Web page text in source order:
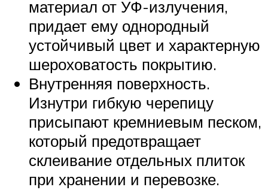
материал от УФ-излучения,
придает ему однородный
устойчивый цвет и характерную
шероховатость покрытию.
Внутренняя поверхность.
Изнутри гибкую черепицу
присыпают кремниевым песком,
который предотвращает
склеивание отдельных плиток
при хранении и перевозке.